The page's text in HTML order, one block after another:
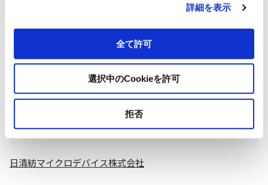
詳細を表示
全て許可
選択中のCookieを許可
拒否
サンケン電気株式会社
デジアナ混載
日清紡マイクロデバイス株式会社